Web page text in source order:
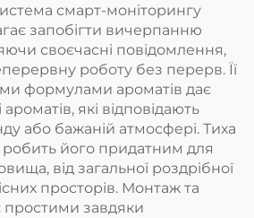
смарт-моніторингу
запобігти вичерпанню
своєчасні повідомлення,
роботу без перерв. Її
формулами ароматів дає
які відповідають
або бажаній атмосфері. Тиха
його придатним для
від загальної роздрібної
просторів. Монтаж та
простими завдяки